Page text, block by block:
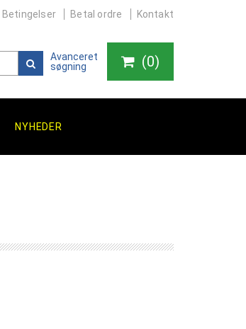
Betingelser Betal ordre Kontakt
Avanceret
søgning
(0)
NYHEDER